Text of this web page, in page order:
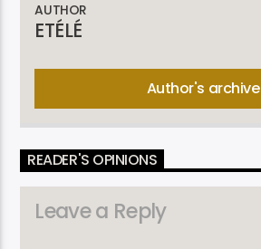
AUTHOR
ETÉLÉ
Author's archive
READER'S OPINIONS
Leave a Reply